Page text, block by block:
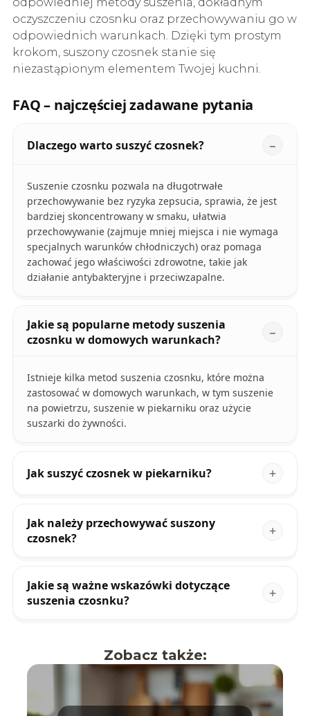
oczyszczeniu czosnku oraz przechowywaniu go w
odpowiednich warunkach. Dzięki tym prostym
krokom, suszony czosnek stanie się
niezastąpionym elementem Twojej kuchni.
FAQ – najczęściej zadawane pytania
Dlaczego warto suszyć czosnek?
Suszenie czosnku pozwala na długotrwałe
przechowywanie bez ryzyka zepsucia, sprawia, że jest
bardziej skoncentrowany w smaku, ułatwia
przechowywanie (zajmuje mniej miejsca i nie wymaga
specjalnych warunków chłodniczych) oraz pomaga
zachować jego właściwości zdrowotne, takie jak
działanie antybakteryjne i przeciwzapalne.
Jakie są popularne metody suszenia
czosnku w domowych warunkach?
Istnieje kilka metod suszenia czosnku, które można
zastosować w domowych warunkach, w tym suszenie
na powietrzu, suszenie w piekarniku oraz użycie
suszarki do żywności.
Jak suszyć czosnek w piekarniku?
Jak należy przechowywać suszony
czosnek?
Jakie są ważne wskazówki dotyczące
suszenia czosnku?
Zobacz także: